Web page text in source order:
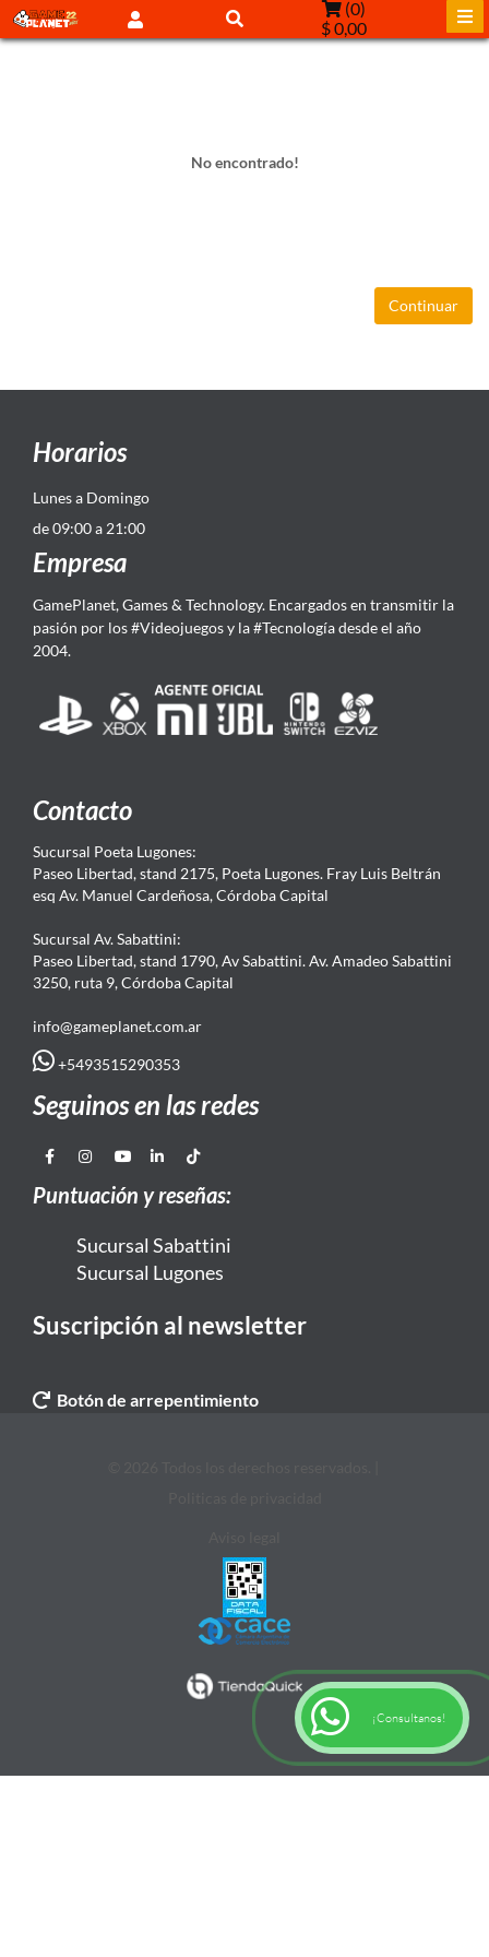
(0)
$ 0,00
No encontrado!
Continuar
Horarios
Lunes a Domingo
de 09:00 a 21:00
Empresa
GamePlanet, Games & Technology. Encargados en transmitir la
pasión por los #Videojuegos y la #Tecnología desde el año
2004.
Contacto
Sucursal Poeta Lugones:
Paseo Libertad, stand 2175, Poeta Lugones. Fray Luis Beltrán
esq Av. Manuel Cardeñosa, Córdoba Capital
Sucursal Av. Sabattini:
Paseo Libertad, stand 1790, Av Sabattini. Av. Amadeo Sabattini
3250, ruta 9, Córdoba Capital
info@gameplanet.com.ar
+5493515290353
Seguinos en las redes
Puntuación y reseñas:
Sucursal Sabattini
Sucursal Lugones
Suscripción al newsletter
Botón de arrepentimiento
¡Consultanos!